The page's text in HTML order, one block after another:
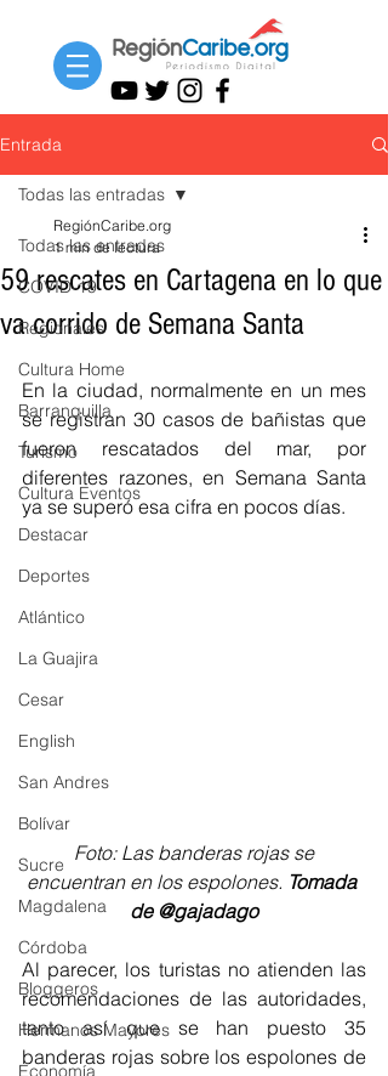
Entrada
Todas las entradas
COVID-19
Regionales
Cultura Home
Barranquilla
Turismo
Cultura Eventos
Destacar
Deportes
Atlántico
La Guajira
Cesar
English
San Andres
Bolívar
Sucre
Magdalena
Córdoba
Bloggeros
Hermanos Mayores
Economía
Todas las entradas
59 rescates en Cartagena en lo que
va corrido de Semana Santa
RegiónCaribe.org
1 min de lectura
En la ciudad, normalmente en un mes
se registran 30 casos de bañistas que
fueron rescatados del mar, por
diferentes razones, en Semana Santa
ya se superó esa cifra en pocos días.
Foto: Las banderas rojas se
encuentran en los espolones. Tomada
de @gajadago
Al parecer, los turistas no atienden las
recomendaciones de las autoridades,
tanto así que se han puesto 35
banderas rojas sobre los espolones de